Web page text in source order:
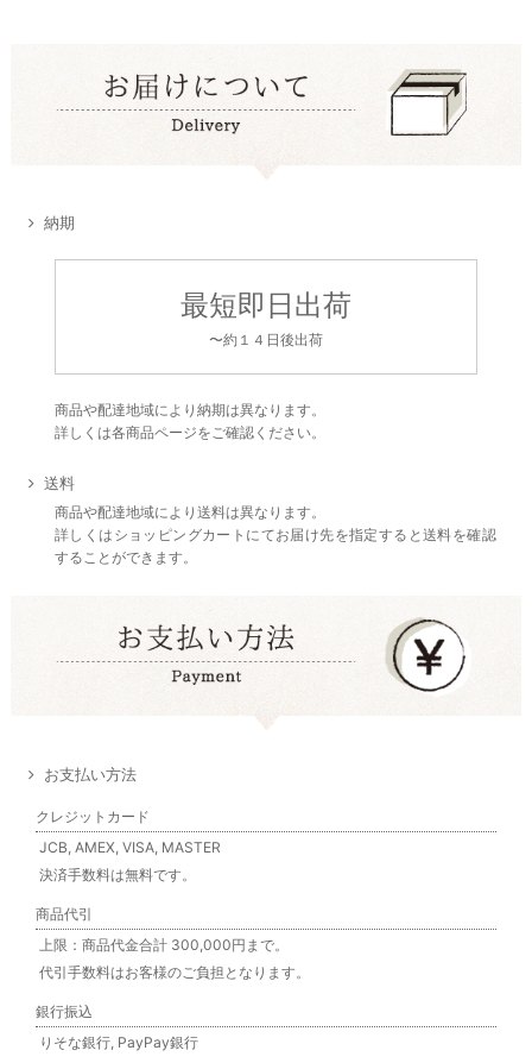
納期
最短即日出荷
〜約１４日後出荷
商品や配達地域により納期は異なります。
詳しくは各商品ページをご確認ください。
送料
商品や配達地域により送料は異なります。
詳しくはショッピングカートにてお届け先を指定すると送料を確認
することができます。
お支払い方法
クレジットカード
JCB, AMEX, VISA, MASTER
決済手数料は無料です。
商品代引
上限：商品代金合計 300,000円まで。
代引手数料はお客様のご負担となります。
銀行振込
りそな銀行, PayPay銀行